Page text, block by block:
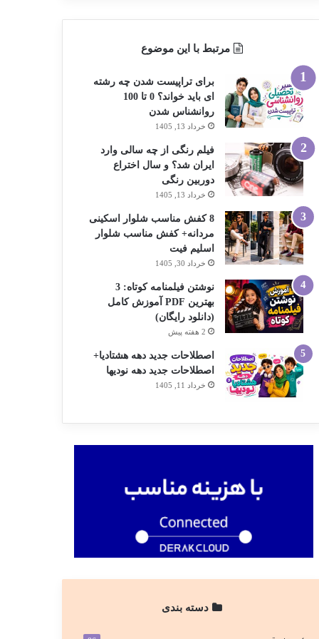
مرتبط با این موضوع
برای تراپیست شدن چه رشته
ای باید خواند؟ 0 تا 100
روانشناس شدن
خرداد 13, 1405
فیلم رنگی از چه سالی وارد
ایران شد؟ و سال اختراع
دوربین رنگی
خرداد 13, 1405
8 کفش مناسب شلوار اسکینی
مردانه+ کفش مناسب شلوار
اسلیم فیت
خرداد 30, 1405
نوشتن فیلمنامه کوتاه: 3
بهترین PDF آموزش کامل
(دانلود رایگان)
2 هفته پیش
اصطلاحات جدید دهه هشتادیا+
اصطلاحات جدید دهه نودیها
خرداد 11, 1405
دسته بندی